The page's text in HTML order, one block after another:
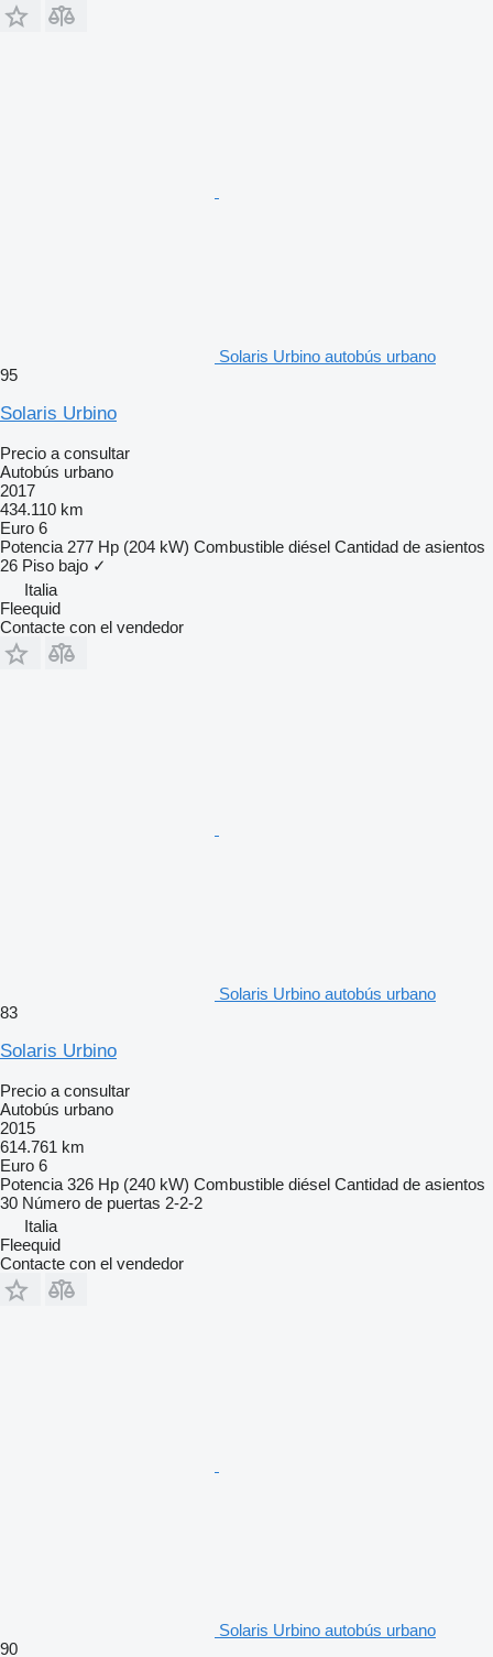
Solaris Urbino autobús urbano
95
Solaris Urbino
Precio a consultar
Autobús urbano
2017
434.110 km
Euro 6
Potencia 277 Hp (204 kW) Combustible diésel Cantidad de asientos
26 Piso bajo ✓
Italia
Fleequid
Contacte con el vendedor
Solaris Urbino autobús urbano
83
Solaris Urbino
Precio a consultar
Autobús urbano
2015
614.761 km
Euro 6
Potencia 326 Hp (240 kW) Combustible diésel Cantidad de asientos
30 Número de puertas 2-2-2
Italia
Fleequid
Contacte con el vendedor
Solaris Urbino autobús urbano
90